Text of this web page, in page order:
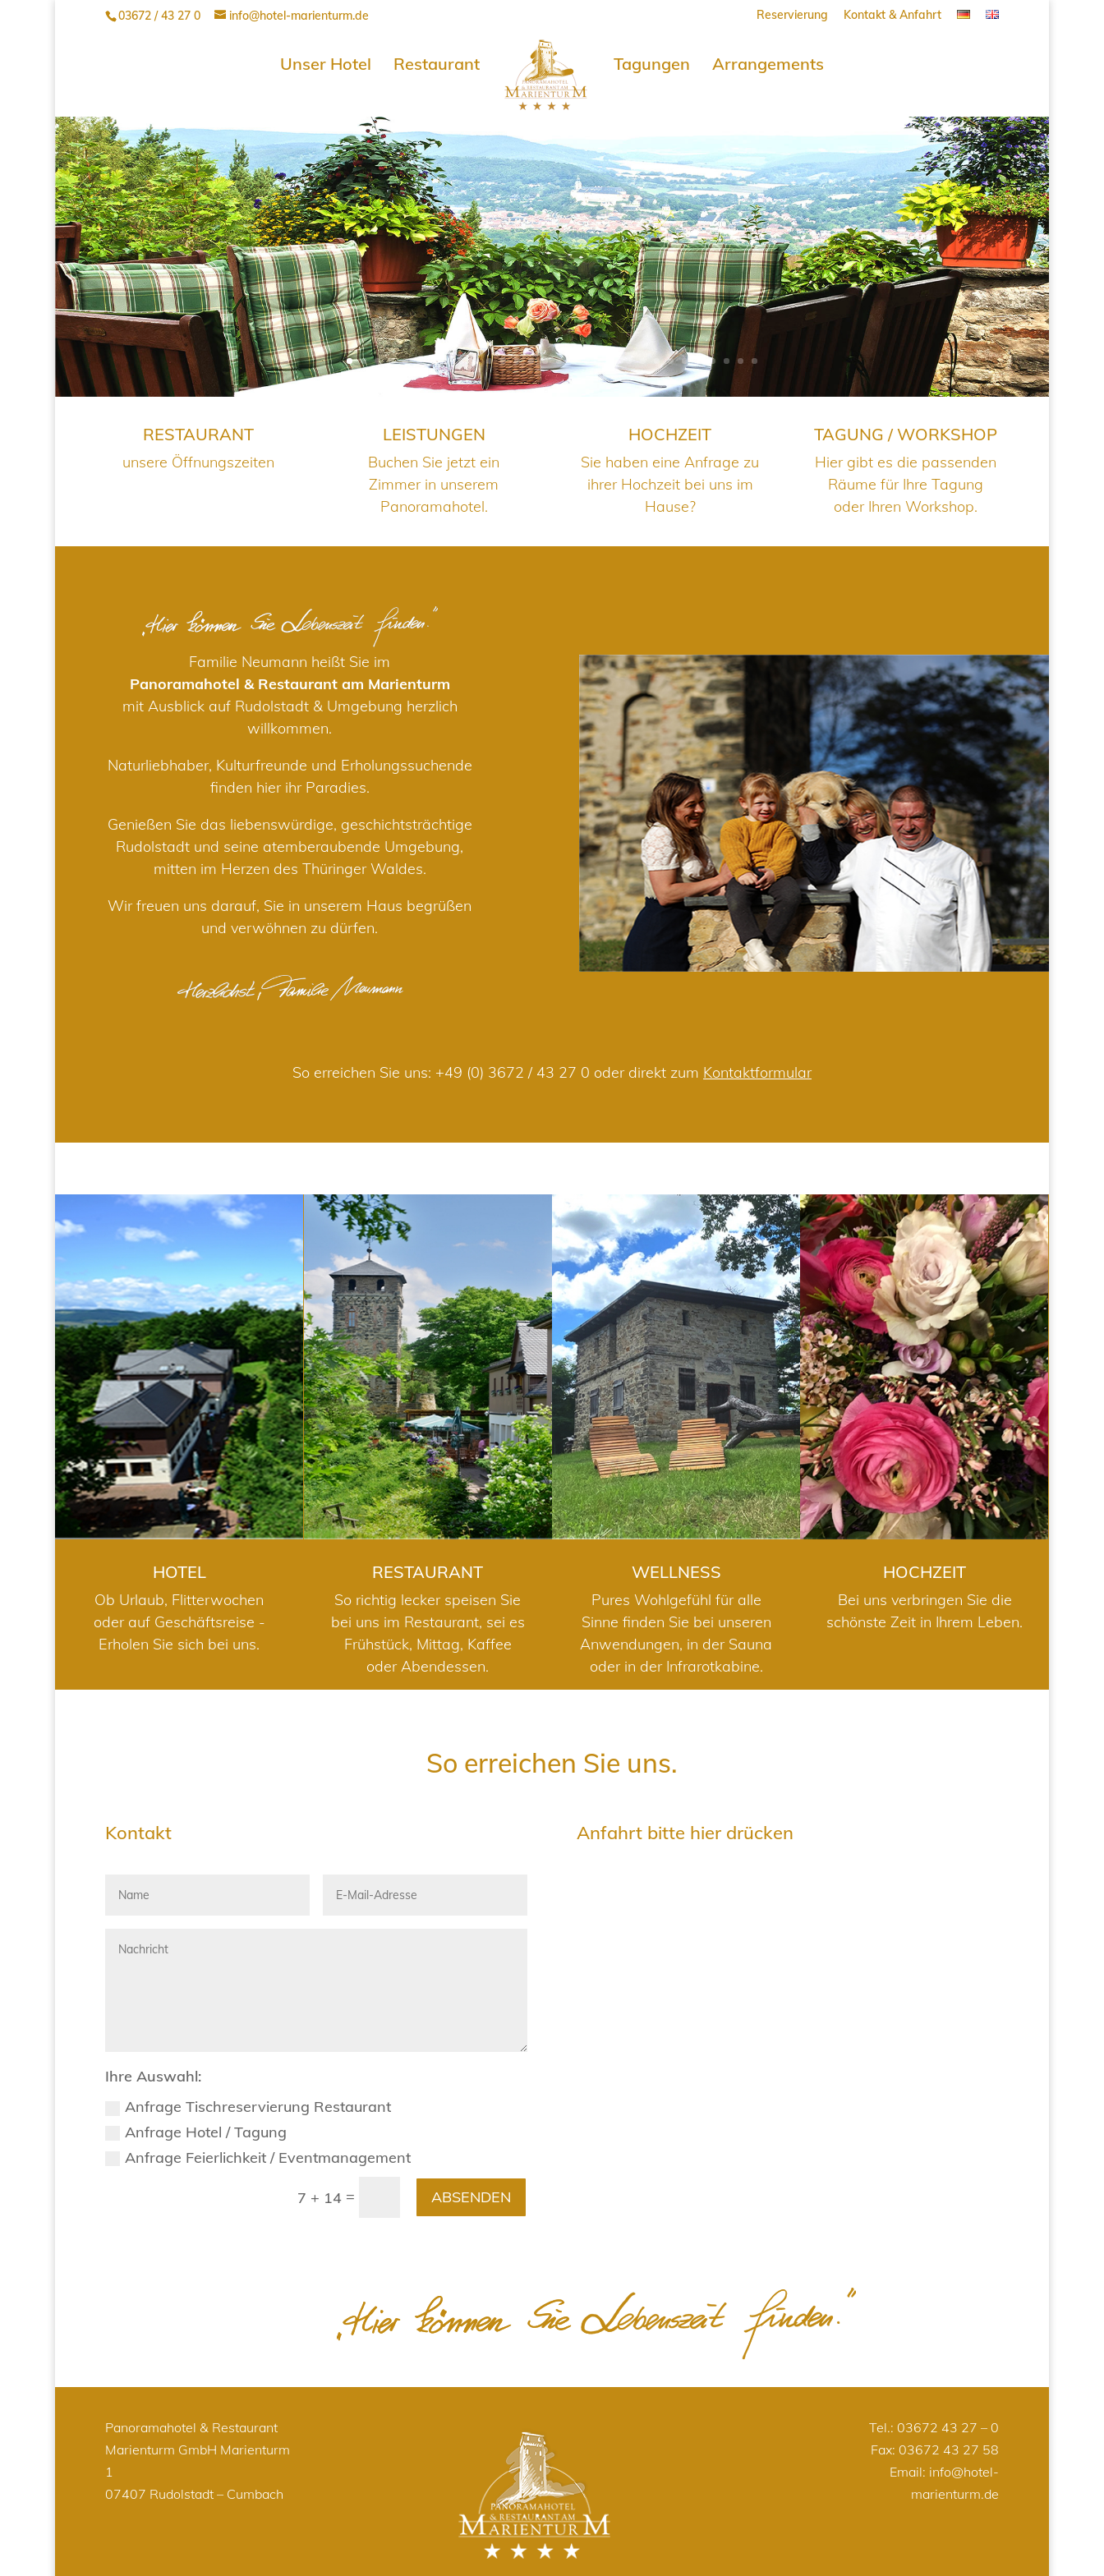
03672 / 43 27 0 info@hotel-marienturm.de Reservierung Kontakt & Anfahrt
Unser Hotel Restaurant Tagungen Arrangements
RESTAURANT
unsere Öffnungszeiten
LEISTUNGEN
Buchen Sie jetzt ein
Zimmer in unserem
Panoramahotel.
HOCHZEIT
Sie haben eine Anfrage zu
ihrer Hochzeit bei uns im
Hause?
TAGUNG / WORKSHOP
Hier gibt es die passenden
Räume für Ihre Tagung
oder Ihren Workshop.
Familie Neumann heißt Sie im
Panoramahotel & Restaurant am Marienturm
mit Ausblick auf Rudolstadt & Umgebung herzlich
willkommen.
Naturliebhaber, Kulturfreunde und Erholungssuchende
finden hier ihr Paradies.
Genießen Sie das liebenswürdige, geschichtsträchtige
Rudolstadt und seine atemberaubende Umgebung,
mitten im Herzen des Thüringer Waldes.
Wir freuen uns darauf, Sie in unserem Haus begrüßen
und verwöhnen zu dürfen.
So erreichen Sie uns: +49 (0) 3672 / 43 27 0 oder direkt zum Kontaktformular
HOTEL
HOTEL
Ob Urlaub, Flitterwochen
oder auf Geschäftsreise -
Erholen Sie sich bei uns.
RESTAURANT
RESTAURANT
So richtig lecker speisen Sie
bei uns im Restaurant, sei es
Frühstück, Mittag, Kaffee
oder Abendessen.
WELLNESS
WELLNESS
Pures Wohlgefühl für alle
Sinne finden Sie bei unseren
Anwendungen, in der Sauna
oder in der Infrarotkabine.
HOCHZEIT
HOCHZEIT
Bei uns verbringen Sie die
schönste Zeit in Ihrem Leben.
So erreichen Sie uns.
Kontakt
Ihre Auswahl:
Anfrage Tischreservierung Restaurant
Anfrage Hotel / Tagung
Anfrage Feierlichkeit / Eventmanagement
7 + 14 = ABSENDEN
Anfahrt bitte hier drücken
Panoramahotel & Restaurant
Marienturm GmbH Marienturm
1
07407 Rudolstadt – Cumbach
Tel.: 03672 43 27 – 0
Fax: 03672 43 27 58
Email: info@hotel-
marienturm.de